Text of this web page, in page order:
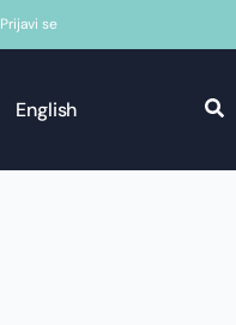
Prijavi se
English